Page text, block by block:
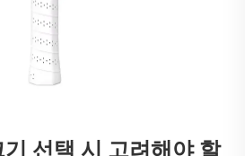
선택 시 고려해야 할